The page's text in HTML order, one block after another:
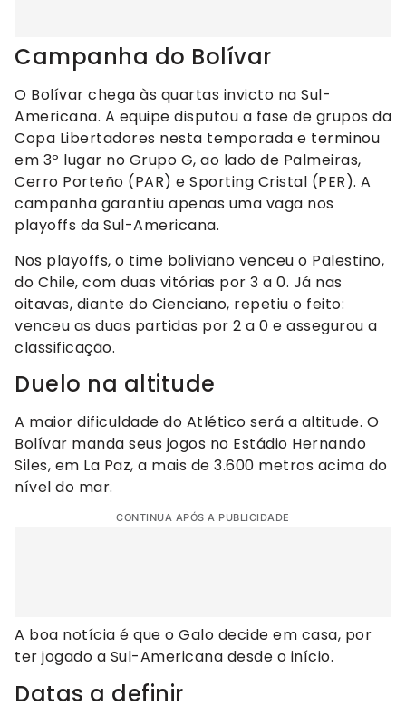
Campanha do Bolívar
O Bolívar chega às quartas invicto na Sul-
Americana. A equipe disputou a fase de grupos da
Copa Libertadores nesta temporada e terminou
em 3º lugar no Grupo G, ao lado de Palmeiras,
Cerro Porteño (PAR) e Sporting Cristal (PER). A
campanha garantiu apenas uma vaga nos
playoffs da Sul-Americana.
Nos playoffs, o time boliviano venceu o Palestino,
do Chile, com duas vitórias por 3 a 0. Já nas
oitavas, diante do Cienciano, repetiu o feito:
venceu as duas partidas por 2 a 0 e assegurou a
classificação.
Duelo na altitude
A maior dificuldade do Atlético será a altitude. O
Bolívar manda seus jogos no Estádio Hernando
Siles, em La Paz, a mais de 3.600 metros acima do
nível do mar.
CONTINUA APÓS A PUBLICIDADE
A boa notícia é que o Galo decide em casa, por
ter jogado a Sul-Americana desde o início.
Datas a definir